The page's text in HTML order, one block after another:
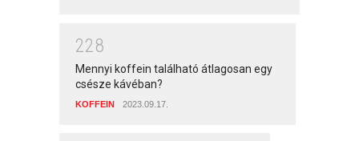
228
Mennyi koffein található átlagosan egy
csésze kávéban?
KOFFEIN 2023.09.17.